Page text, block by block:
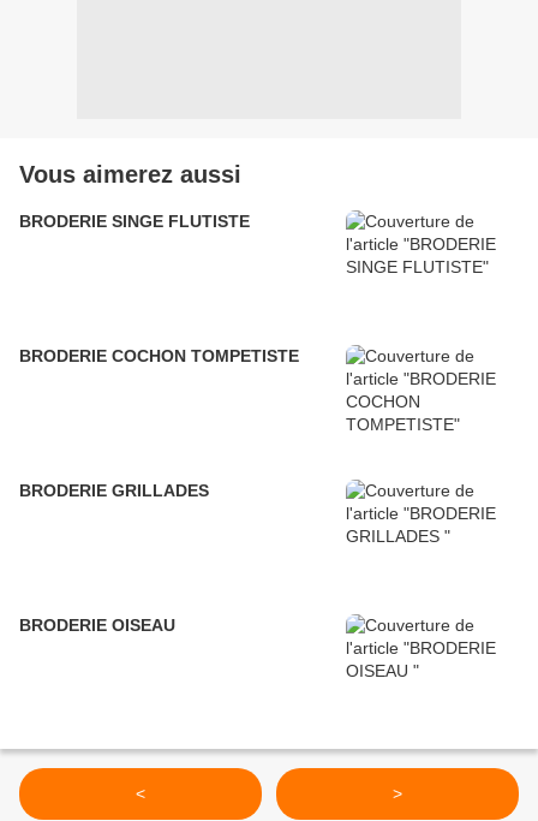
Vous aimerez aussi
BRODERIE SINGE FLUTISTE
BRODERIE COCHON TOMPETISTE
BRODERIE GRILLADES
BRODERIE OISEAU
< >